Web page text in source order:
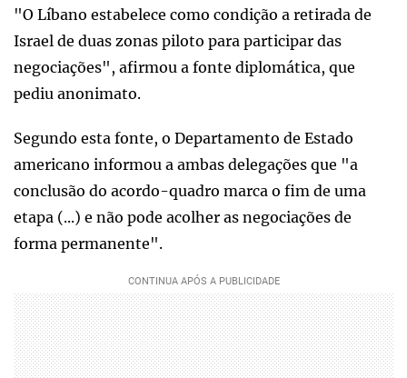
"O Líbano estabelece como condição a retirada de
Israel de duas zonas piloto para participar das
negociações", afirmou a fonte diplomática, que
pediu anonimato.
Segundo esta fonte, o Departamento de Estado
americano informou a ambas delegações que "a
conclusão do acordo-quadro marca o fim de uma
etapa (...) e não pode acolher as negociações de
forma permanente".